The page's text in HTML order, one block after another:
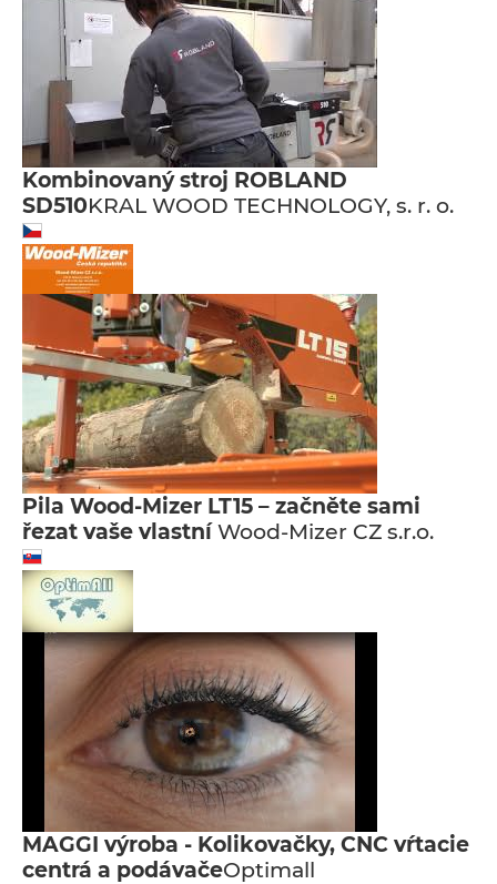
Kombinovaný stroj ROBLAND
SD510KRAL WOOD TECHNOLOGY, s. r. o.
Pila Wood-Mizer LT15 – začněte sami
řezat vaše vlastníWood-Mizer CZ s.r.o.
MAGGI výroba - Kolikovačky, CNC vŕtacie
centrá a podávačeOptimall